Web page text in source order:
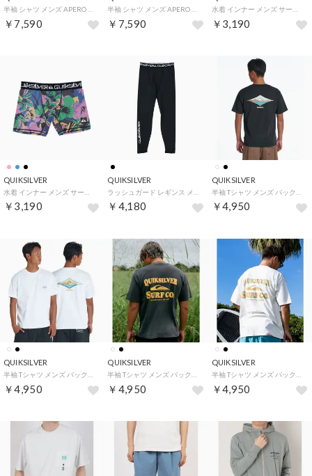
半袖 シャツ メンズ APERO CLASSIC SS （BJK6）
￥7,590
半袖 シャツ メンズ APERO CLASSIC SS （KVJ7）
￥7,590
水着 インナー メンズ サーフインナー ボクサーショーツ UVカット 【返品不可商品】 （BLK）
￥3,190
QUIKSILVER
￥3,190
QUIKSILVER
￥4,180
QUIKSILVER
￥4,950
QUIKSILVER
半袖 Tシャツ メンズ バックプリント OUTDOOR SURF （WHT）
￥4,950
QUIKSILVER
半袖 Tシャツ メンズ バックプリント SURF CO （BLK）
￥4,950
QUIKSILVER
半袖 Tシャツ メンズ バックプリント SURF CO （WHT）
￥4,950